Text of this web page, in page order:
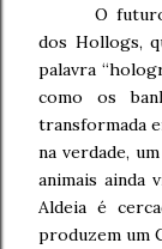
O
dos Hollogs,
palavra
como os
transformada
na verdade,
animais ainda
Aldeia é
produzem um